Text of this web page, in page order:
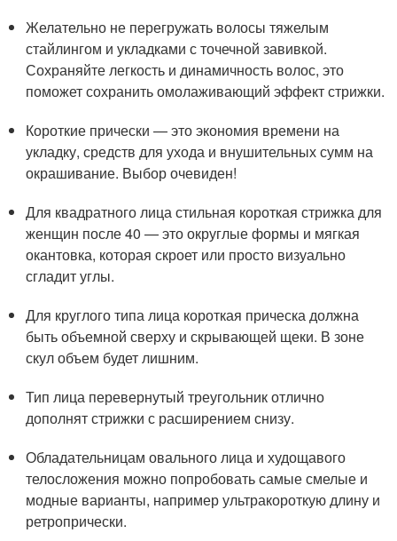
Желательно не перегружать волосы тяжелым
стайлингом и укладками с точечной завивкой.
Сохраняйте легкость и динамичность волос, это
поможет сохранить омолаживающий эффект стрижки.
Короткие прически — это экономия времени на
укладку, средств для ухода и внушительных сумм на
окрашивание. Выбор очевиден!
Для квадратного лица стильная короткая стрижка для
женщин после 40 — это округлые формы и мягкая
окантовка, которая скроет или просто визуально
сгладит углы.
Для круглого типа лица короткая прическа должна
быть объемной сверху и скрывающей щеки. В зоне
скул объем будет лишним.
Тип лица перевернутый треугольник отлично
дополнят стрижки с расширением снизу.
Обладательницам овального лица и худощавого
телосложения можно попробовать самые смелые и
модные варианты, например ультракороткую длину и
ретропрически.